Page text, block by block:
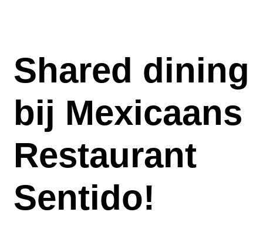
Shared dining
bij Mexicaans
Restaurant
Sentido!